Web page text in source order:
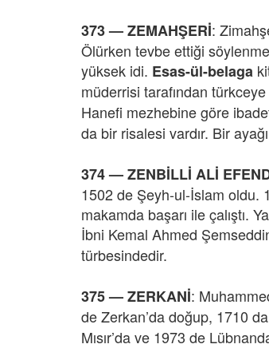
373 —ZEMAHŞERİ:
Ölürken tevbe ettiği
yüksek idi. Esas-ül-belaga
müderrisi tarafından
Hanefi mezhebine göre
da bir risalesi vardır. Bir
374 —ZENBİLLİ ALİ
1502 de Şeyh-ul-İslam oldu.
makamda başarı ile çalıştı.
İbni Kemal Ahmed
türbesindedir.
375 —ZERKANİ:
de Zerkan’da doğup, 1710
Mısır’da ve 1973 de